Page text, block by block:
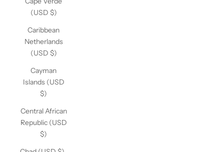
(USD $)
Caribbean
Netherlands
(USD $)
Cayman
Islands (USD
$)
Central African
Republic (USD
$)